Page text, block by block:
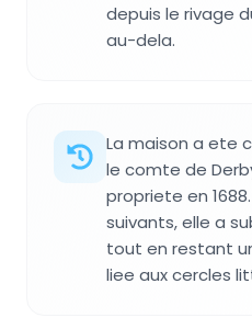
depuis le rivage
au-dela.
La maison a ete
le comte de
propriete en
suivants, elle a
tout en restant
liee aux cercles